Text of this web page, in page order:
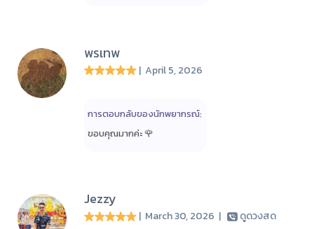
พรเทพ
| April 5, 2026
การตอบกลับของนักพยากรณ์:
ขอบคุณมากค่ะ 🌹
Jezzy
| March 30, 2026 | ดูดวงสด